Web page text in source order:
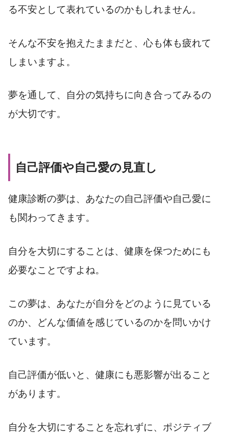
る不安として表れているのかもしれません。
そんな不安を抱えたままだと、心も体も疲れて
しまいますよ。
夢を通して、自分の気持ちに向き合ってみるの
が大切です。
自己評価や自己愛の見直し
健康診断の夢は、あなたの自己評価や自己愛に
も関わってきます。
自分を大切にすることは、健康を保つためにも
必要なことですよね。
この夢は、あなたが自分をどのように見ている
のか、どんな価値を感じているのかを問いかけ
ています。
自己評価が低いと、健康にも悪影響が出ること
があります。
自分を大切にすることを忘れずに、ポジティブ